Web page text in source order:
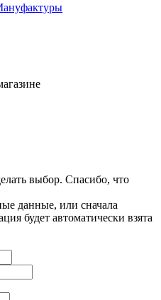
выбор. Спасибо, что
данные, или сначала
будет автоматически взята